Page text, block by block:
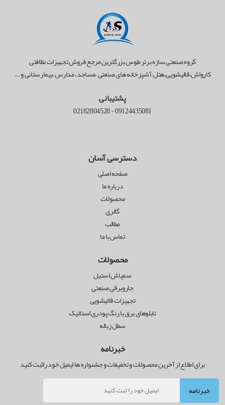
گروه صنعتی سازه برتر طوس بزرگترین مرجع فروش تجهیزات نظافتی
کارواش،قالیشویی،هتل،آشپزخانه های صنعتی ،مساجد، مدارس ،بیمارستانی و ...
پشتیبانی
09124435081
-
02182804528
دسترسی آسان
صفحه اصلی
درباره ما
محصولات
گالری
مطالب
تماس با ما
محصولات
سمپاش استیل
جاروبرقی صنعتی
تجهیزات قالیشویی
تابلوهای برق با رنگ پودری استاتیک
سطل زباله
خبرنامه
برای اطلاع از آخرین محصولات و تخفیفات و جشنواره ها ایمیل خود راثبت کنید